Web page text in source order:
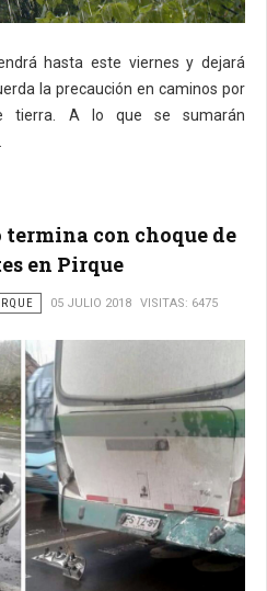
hasta este viernes y dejará
la precaución en caminos por
tierra. A lo que se sumarán
termina con choque de
en Pirque
05 JULIO 2018 VISITAS: 6475